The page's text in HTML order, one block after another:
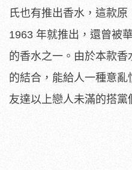
氏也有推出香水，這款
1963 年就推出，還曾被
的香水之一。由於本款
的結合，能給人一種意
友達以上戀人未滿的搭黨